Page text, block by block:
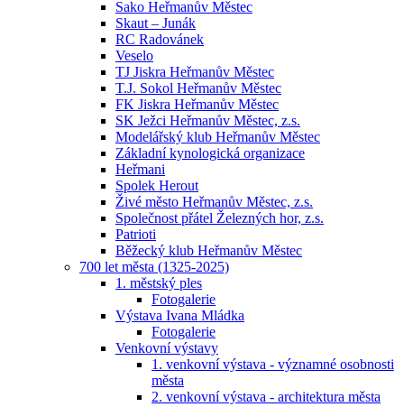
Sako Heřmanův Městec
Skaut – Junák
RC Radovánek
Veselo
TJ Jiskra Heřmanův Městec
T.J. Sokol Heřmanův Městec
FK Jiskra Heřmanův Městec
SK Ježci Heřmanův Městec, z.s.
Modelářský klub Heřmanův Městec
Základní kynologická organizace
Heřmani
Spolek Herout
Živé město Heřmanův Městec, z.s.
Společnost přátel Železných hor, z.s.
Patrioti
Běžecký klub Heřmanův Městec
700 let města (1325-2025)
1. městský ples
Fotogalerie
Výstava Ivana Mládka
Fotogalerie
Venkovní výstavy
1. venkovní výstava - významné osobnosti
města
2. venkovní výstava - architektura města